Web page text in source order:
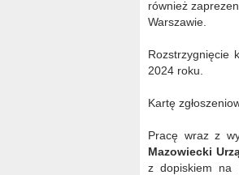
również
Warszawie.
Rozstrzygnięcie
2024 roku.
Kartę
Pracę wraz z
Mazowiecki
z dopiskiem na